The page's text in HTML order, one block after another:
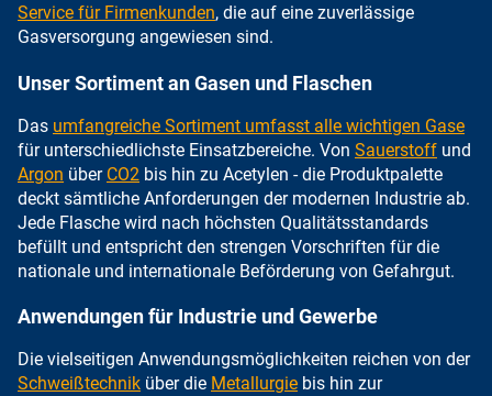
Service für Firmenkunden, die auf eine zuverlässige
Gasversorgung angewiesen sind.
Unser Sortiment an Gasen und Flaschen
Das umfangreiche Sortiment umfasst alle wichtigen Gase
für unterschiedlichste Einsatzbereiche. Von Sauerstoff und
Argon über CO2 bis hin zu Acetylen - die Produktpalette
deckt sämtliche Anforderungen der modernen Industrie ab.
Jede Flasche wird nach höchsten Qualitätsstandards
befüllt und entspricht den strengen Vorschriften für die
nationale und internationale Beförderung von Gefahrgut.
Anwendungen für Industrie und Gewerbe
Die vielseitigen Anwendungsmöglichkeiten reichen von der
Schweißtechnik über die Metallurgie bis hin zur